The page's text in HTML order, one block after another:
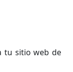
tu sitio web de